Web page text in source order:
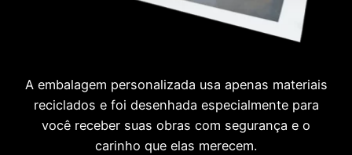
A embalagem personalizada usa apenas materiais
reciclados e foi desenhada especialmente para
você receber suas obras com segurança e o
carinho que elas merecem.